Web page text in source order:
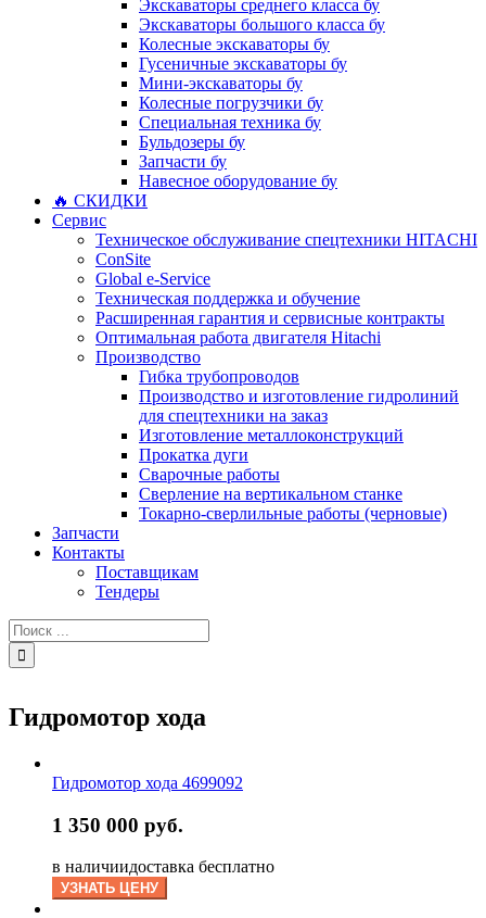
Экскаваторы среднего класса бу
Экскаваторы большого класса бу
Колесные экскаваторы бу
Гусеничные экскаваторы бу
Мини-экскаваторы бу
Колесные погрузчики бу
Специальная техника бу
Бульдозеры бу
Запчасти бу
Навесное оборудование бу
🔥 СКИДКИ
Сервис
Техническое обслуживание спецтехники HITACHI
ConSite
Global e-Service
Техническая поддержка и обучение
Расширенная гарантия и сервисные контракты
Оптимальная работа двигателя Hitachi
Производство
Гибка трубопроводов
Производство и изготовление гидролиний
для спецтехники на заказ
Изготовление металлоконструкций
Прокатка дуги
Сварочные работы
Сверление на вертикальном станке
Токарно-сверлильные работы (черновые)
Запчасти
Контакты
Поставщикам
Тендеры
Результат
поиска:
Гидромотор хода
Гидромотор хода 4699092
1 350 000 руб.
в наличиидоставка бесплатно
УЗНАТЬ ЦЕНУ